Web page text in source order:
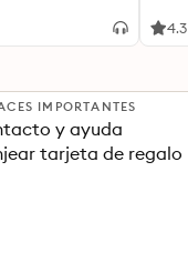
4.3
IMPORTANTES
y ayuda
tarjeta de regalo